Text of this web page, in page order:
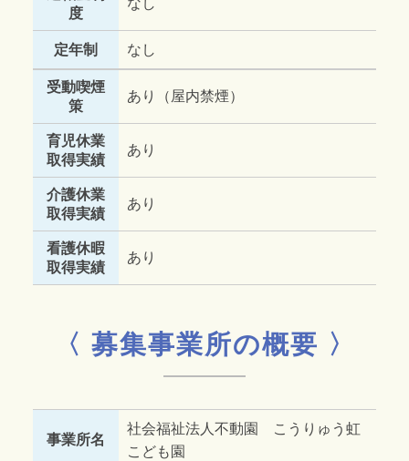
度
なし
定年制 なし
受動喫煙
策
あり（屋内禁煙）
育児休業
取得実績
あり
介護休業
取得実績
あり
看護休暇
取得実績
あり
〈 募集事業所の概要 〉
事業所名
社会福祉法人不動園 こうりゅう虹
こども園